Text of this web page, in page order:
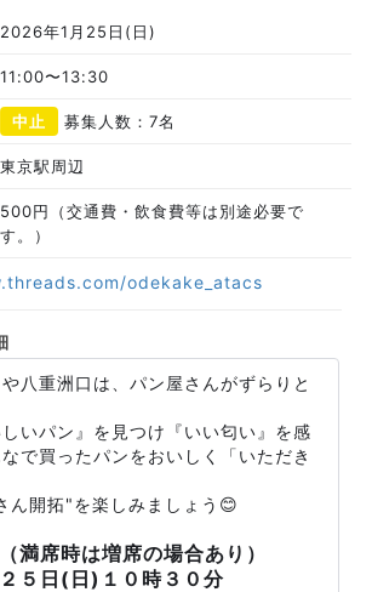
2026年1月25日(日)
11:00〜13:30
中止 募集人数：7名
東京駅周辺
500円（交通費・飲食費等は別途必要で
す。）
odekake_atacs
八重洲口は、パン屋さんがずらりと
いパン』を見つけ『いい匂い』を感
で買ったパンをおいしく「いただき
ん開拓"を楽しみましょう😊
満席時は増席の場合あり）
５日(日)１０時３０分